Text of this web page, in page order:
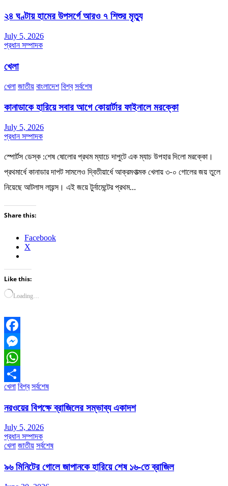
২৪ ঘণ্টায় হামের উপসর্গে আরও ৭ শিশুর মৃত্যু
July 5, 2026
প্রধান সম্পাদক
খেলা
খেলা জাতীয় বাংলাদেশ বিশ্ব সর্বশেষ
কানাডাকে হারিয়ে সবার আগে কোয়ার্টার ফাইনালে মরক্কো
July 5, 2026
প্রধান সম্পাদক
স্পোর্টস ডেস্ক :শেষ ষোলোর প্রথম ম্যাচে দাপুটে এক ম্যাচ উপহার দিলো মরক্কো।
প্রথমার্ধে কানাডার দাপট সামলেও দ্বিতীয়ার্ধে আক্রমণাত্মক খেলায় ৩-০ গোলের জয় তুলে
নিয়েছে আটলাস লায়ন্স। এই জয়ে টুর্নামেন্টের প্রথম…
Share this:
Facebook
X
Like this:
Loading…
Facebook
Messenger
WhatsApp
Share
খেলা বিশ্ব সর্বশেষ
নরওয়ের বিপক্ষে ব্রাজিলের সম্ভাব্য একাদশ
July 5, 2026
প্রধান সম্পাদক
খেলা জাতীয় সর্বশেষ
৯৬ মিনিটের গোলে জাপানকে হারিয়ে শেষ ১৬-তে ব্রাজিল